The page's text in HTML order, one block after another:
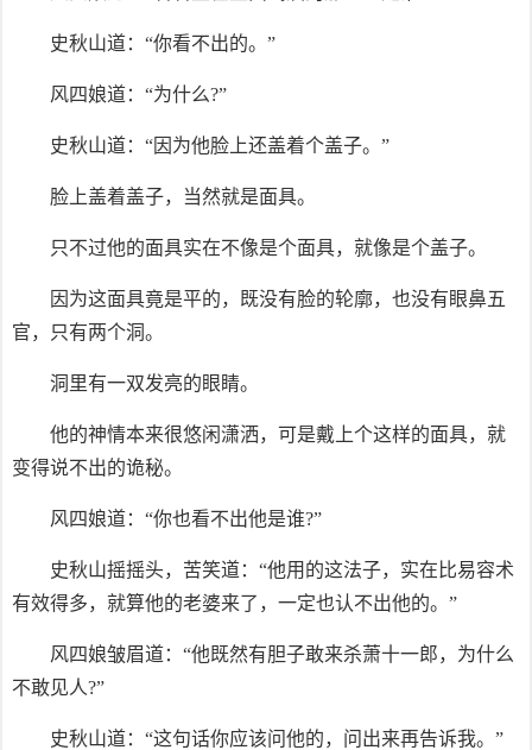
史秋山道：“你看不出的。”
风四娘道：“为什么?”
史秋山道：“因为他脸上还盖着个盖子。”
脸上盖着盖子，当然就是面具。
只不过他的面具实在不像是个面具，就像是个盖子。
因为这面具竟是平的，既没有脸的轮廓，也没有眼鼻五
官，只有两个洞。
洞里有一双发亮的眼睛。
他的神情本来很悠闲潇洒，可是戴上个这样的面具，就
变得说不出的诡秘。
风四娘道：“你也看不出他是谁?”
史秋山摇摇头，苦笑道：“他用的这法子，实在比易容术
有效得多，就算他的老婆来了，一定也认不出他的。”
风四娘皱眉道：“他既然有胆子敢来杀萧十一郎，为什么
不敢见人?”
史秋山道：“这句话你应该问他的，问出来再告诉我。”